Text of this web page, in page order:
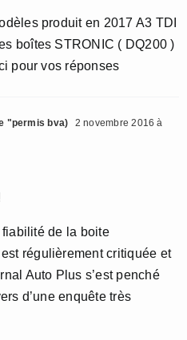
produit en 2017 A3 TDI
boîtes STRONIC ( DQ200 )
pour vos réponses
"permis bva)
2 novembre 2016 à
de la boite
régulièrement critiquée et
Auto Plus s’est penché
d’une enquête très